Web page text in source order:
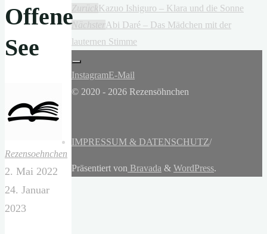
Offene
See
Rezensoehnchen
2. Mai 2022
24. Januar
2023
ZurückKazuo Ishiguro – Klara und die Sonne
NächsterAbi Daré – Das Mädchen mit der
lauternen Stimme
InstagramE-Mail
© 2020 - 2026 Rezensöhnchen
IMPRESSUM & DATENSCHUTZ/
Präsentiert von Bravada & WordPress.